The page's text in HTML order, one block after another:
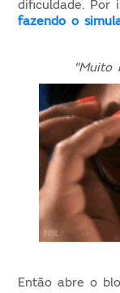
dificuldade.
fazendo o
"Muito
Então abre o